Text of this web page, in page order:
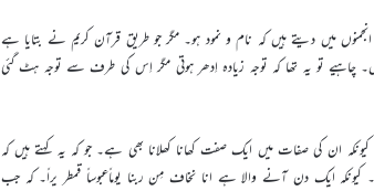
میں دیتے ہیں کہ نام و نمود ہو۔ مگر جو طریق قرآن کریم نے بتایا ہے
تو یہ تھا کہ توجہ زیادہ اِدھر ہوتی مگر اِس کی طرف سے توجہ ہٹ گئی
ان کی صفات میں ایک صفت کھانا کھلانا بھی ہے۔ جو کہ یہ کہتے ہیں کہ
ایک دن آنے والا ہے انا نخاف مِن ربنا یوماًعبوساً قمطر یراً۔ کہ جب